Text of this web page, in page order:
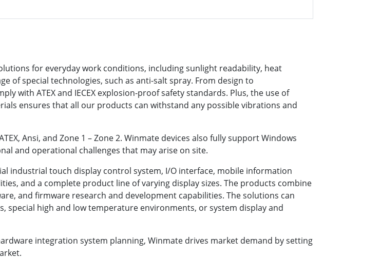
for everyday work conditions, including sunlight readability, heat
of special technologies, such as anti-salt spray. From design to
with ATEX and IECEX explosion-proof safety standards. Plus, the use of
ensures that all our products can withstand any possible vibrations and
Ansi, and Zone 1 – Zone 2. Winmate devices also fully support Windows
and operational challenges that may arise on site.
industrial touch display control system, I/O interface, mobile information
and a complete product line of varying display sizes. The products combine
and firmware research and development capabilities. The solutions can
special high and low temperature environments, or system display and
integration system planning, Winmate drives market demand by setting